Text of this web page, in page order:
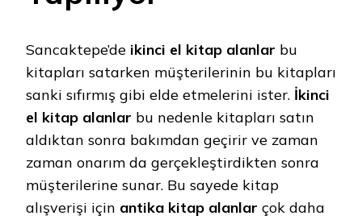
Sancaktepe’de ikinci el kitap alanlar bu
kitapları satarken müşterilerinin bu kitapları
sanki sıfırmış gibi elde etmelerini ister. İkinci
el kitap alanlar bu nedenle kitapları satın
aldıktan sonra bakımdan geçirir ve zaman
zaman onarım da gerçekleştirdikten sonra
müşterilerine sunar. Bu sayede kitap
alışverişi için antika kitap alanlar çok daha